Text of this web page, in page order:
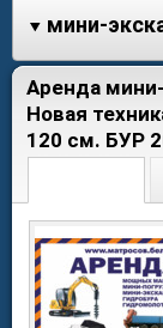
мини-
Аренда
Новая
120 см. БУР